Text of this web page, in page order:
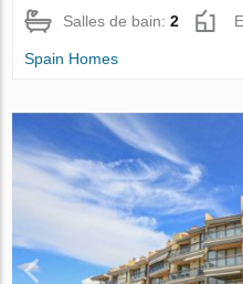
Salles de bain:2
Spain Homes